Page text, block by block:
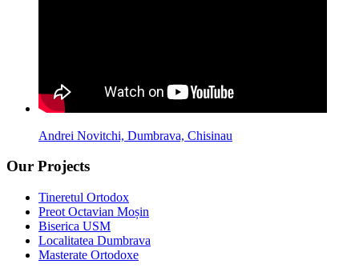
Andrei Novitchi, Dumbrava, Chisinau
Our Projects
Tineretul Ortodox
Preot Octavian Moșin
Biserica USM
Localitatea Dumbrava
Masterate Ortodoxe